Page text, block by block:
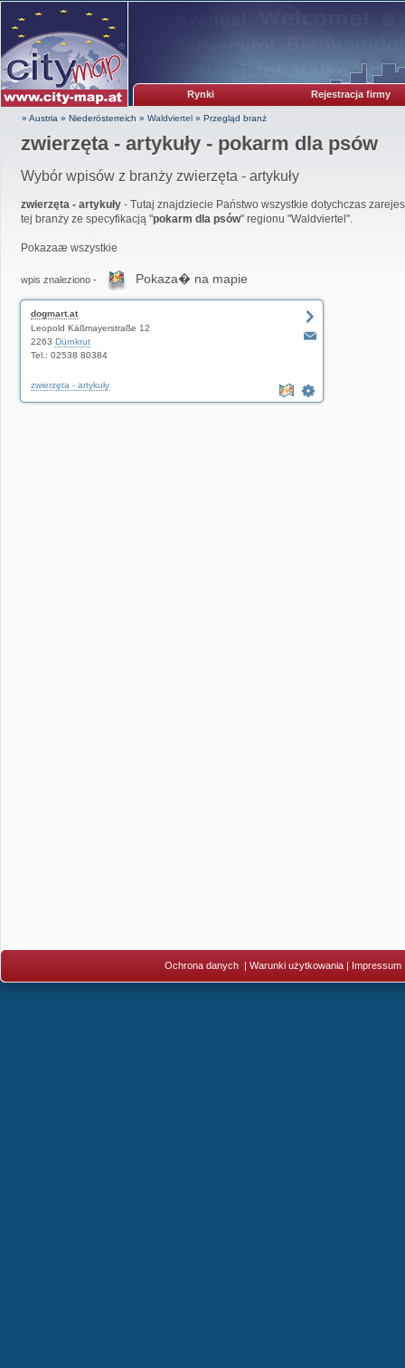
Rynki Rejestracja firmy
» Austria » Niederösterreich » Waldviertel » Przegląd branż
zwierzęta - artykuły - pokarm dla psów
Wybór wpisów z branży zwierzęta - artykuły
zwierzęta - artykuły - Tutaj znajdziecie Państwo wszystkie dotychczas
tej branży ze specyfikacją "pokarm dla psów" regionu "Waldviertel".
Pokazaæ wszystkie
wpis znaleziono - Pokaza� na mapie
dogmart.at
Leopold Käßmayerstraße 12
2263 Dürnkrut
Tel.: 02538 80384
zwierzęta - artykuły
Ochrona danych | Warunki użytkowania | Impressum